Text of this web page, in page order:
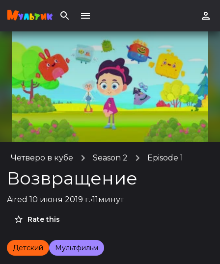
Четверо в кубе Season 2 Episode 1
Возвращение
Aired 10 июня 2019 г.•11минут
Rate this
Детский Мультфильм